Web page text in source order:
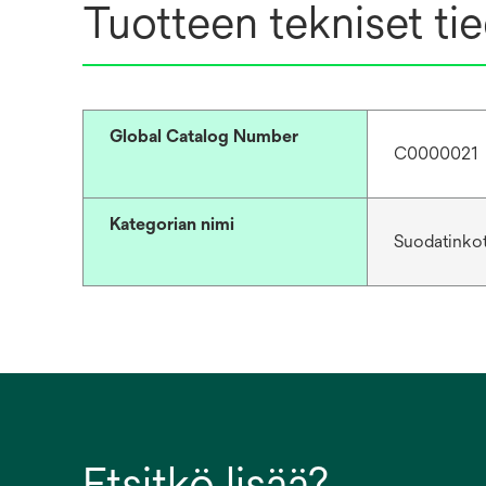
Tuotteen tekniset
Global Catalog Number
C0000021
Kategorian nimi